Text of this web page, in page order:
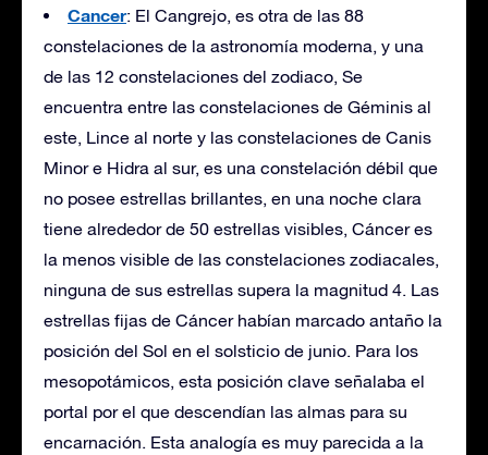
Cancer: El Cangrejo, es otra de las 88
constelaciones de la astronomía moderna, y una
de las 12 constelaciones del zodiaco, Se
encuentra entre las constelaciones de Géminis al
este, Lince al norte y las constelaciones de Canis
Minor e Hidra al sur, es una constelación débil que
no posee estrellas brillantes, en una noche clara
tiene alrededor de 50 estrellas visibles, Cáncer es
la menos visible de las constelaciones zodiacales,
ninguna de sus estrellas supera la magnitud 4. Las
estrellas fijas de Cáncer habían marcado antaño la
posición del Sol en el solsticio de junio. Para los
mesopotámicos, esta posición clave señalaba el
portal por el que descendían las almas para su
encarnación. Esta analogía es muy parecida a la